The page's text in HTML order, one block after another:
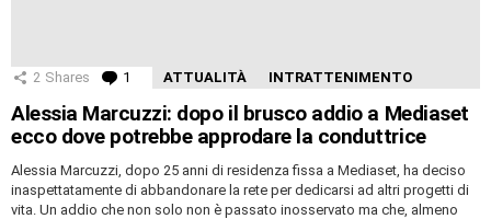
2 Shares 1 Comment
ATTUALITÀ INTRATTENIMENTO
Alessia Marcuzzi: dopo il brusco addio a Mediaset
ecco dove potrebbe approdare la conduttrice
Alessia Marcuzzi, dopo 25 anni di residenza fissa a Mediaset, ha deciso
inaspettatamente di abbandonare la rete per dedicarsi ad altri progetti di
vita. Un addio che non solo non è passato inosservato ma che, almeno